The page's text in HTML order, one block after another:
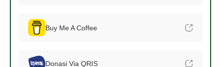
Buy Me A Coffee
Donasi Via QRIS